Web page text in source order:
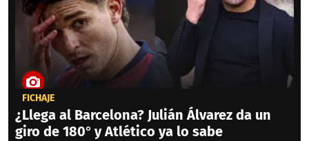
FICHAJE
¿Llega al Barcelona? Julián Álvarez da un
giro de 180° y Atlético ya lo sabe